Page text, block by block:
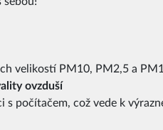
velikostí PM10, PM2,5 a
ovzduší
s počítačem, což vede k